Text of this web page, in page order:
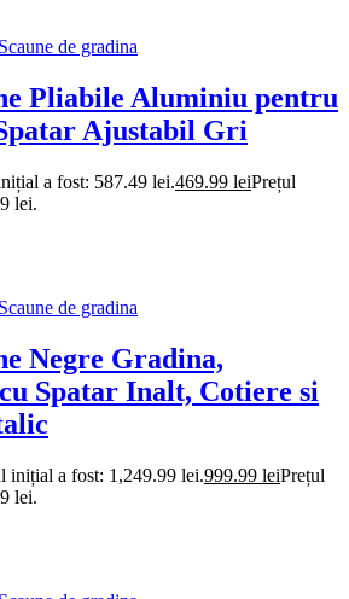
Scaune de gradina
Pliabile Aluminiu pentru
Ajustabil Gri
a fost: 587.49 lei.469.99 leiPrețul
lei.
Scaune de gradina
Negre Gradina,
Spatar Inalt, Cotiere si
inițial a fost: 1,249.99 lei.999.99 leiPrețul
lei.